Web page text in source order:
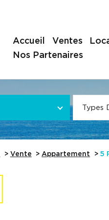
Accueil Ventes
Nos Partenaires
Types
Vente Appartement 5